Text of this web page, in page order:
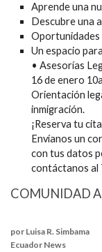
Aprende una
Descubre una
Oportunidades
Un espacio
• Asesorías
16 de enero
Orientación
inmigración.
¡Reserva tu
Envíanos un
con tus datos
contáctanos al
COMUNIDAD
por Luisa R. Simbama
Ecuador News